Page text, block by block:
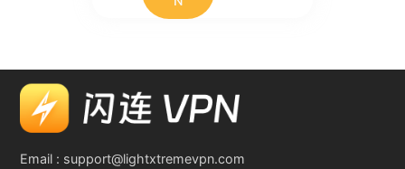
Email : support@lightxtremevpn.com